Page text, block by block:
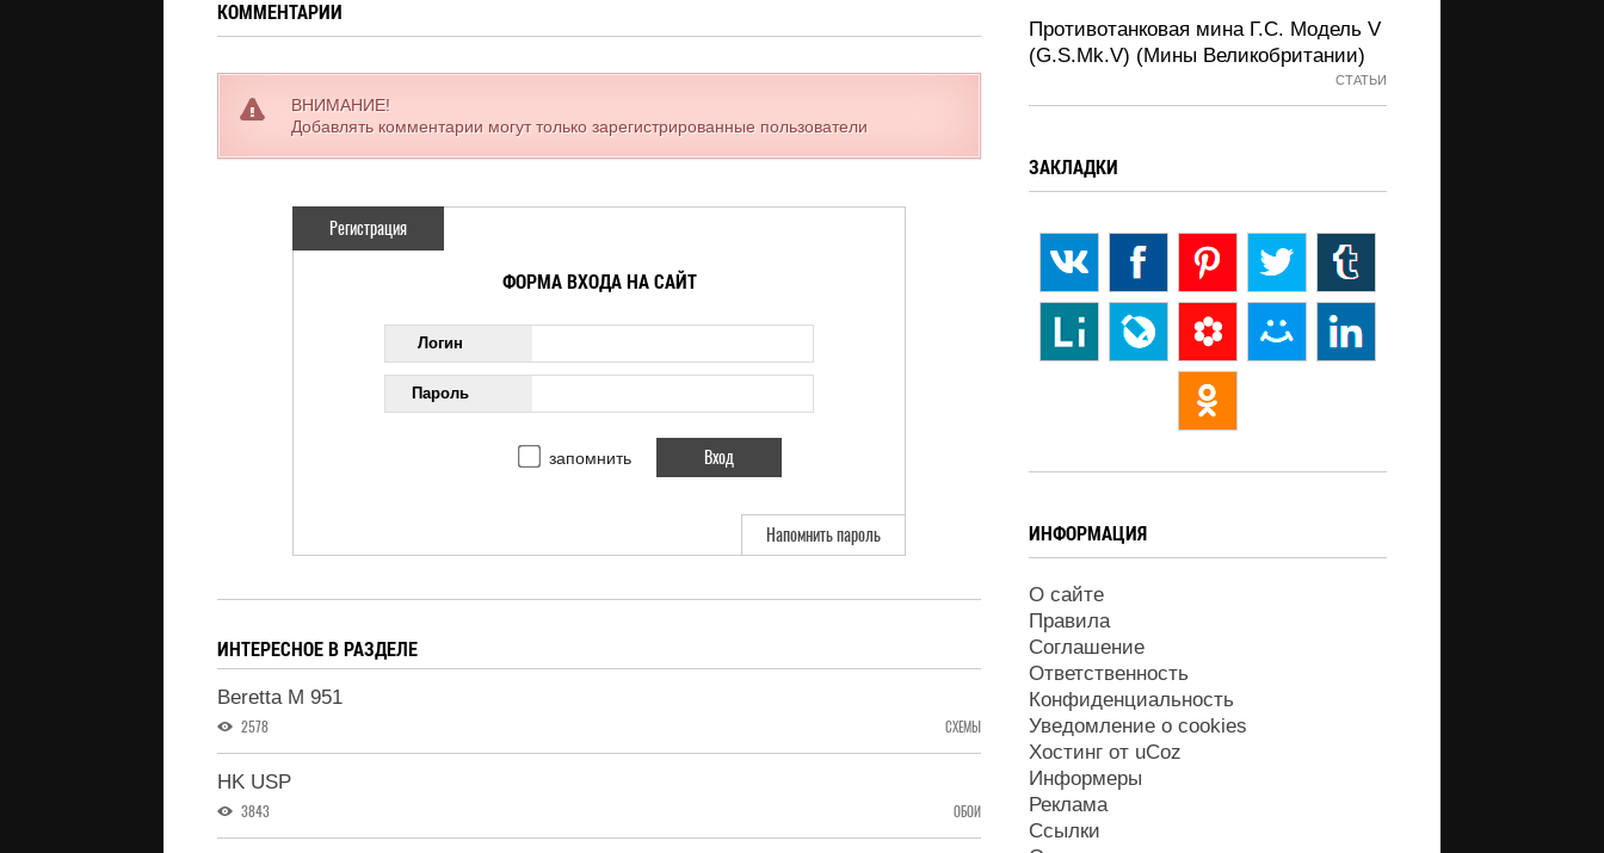
КОММЕНТАРИИ
ВНИМАНИЕ!
Добавлять комментарии могут только зарегистрированные пользователи
Регистрация
ФОРМА ВХОДА НА САЙТ
Логин
Пароль
запомнить
Напомнить пароль
ИНТЕРЕСНОЕ В РАЗДЕЛЕ
Beretta M 951
2578 СХЕМЫ
HK USP
3843 ОБОИ
Противотанковая мина Г.С. Модель V
(G.S.Mk.V) (Мины Великобритании)
СТАТЬИ
ЗАКЛАДКИ
ИНФОРМАЦИЯ
О сайте
Правила
Соглашение
Ответственность
Конфиденциальность
Уведомление о cookies
Хостинг от uCoz
Информеры
Реклама
Ссылки